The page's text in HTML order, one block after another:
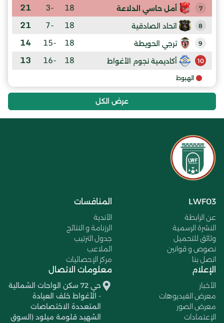
7 أمل حاسي الدلاعة 18
-3
21
8 اتحاد الصادقية 18
-7
21
9 ترجي الحويطة 18
-15
14
10 أكاديمية نجوم الأغواط 18
-16
13
الهبوط
عرض الكل
LWF03
عن الرابطة
النشرة الرسمية
وثائق للتحميل
نصوص و قوانين
اتصل بنا
المنافسات
الأندية
الرزنامة و النتائج
جدول الترتيب
الملاعب
مركز الإحصائيات
الإعلام
الأخبار
معرض الفيديوهات
معرض الصور
الإعتمادات
معلومات الاتصال
حي 72 سكن الواحات الشمالية
- الأغواط خلف العيادة
المتعددة الاختصاصات
الشهيد قلومة ميلود (السوق